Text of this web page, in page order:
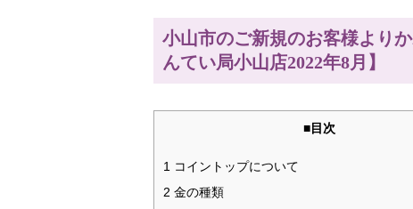
小山市のご新規のお客様より
んてい局小山店2022年8月】
■目次
1 コイントップについて
2 金の種類